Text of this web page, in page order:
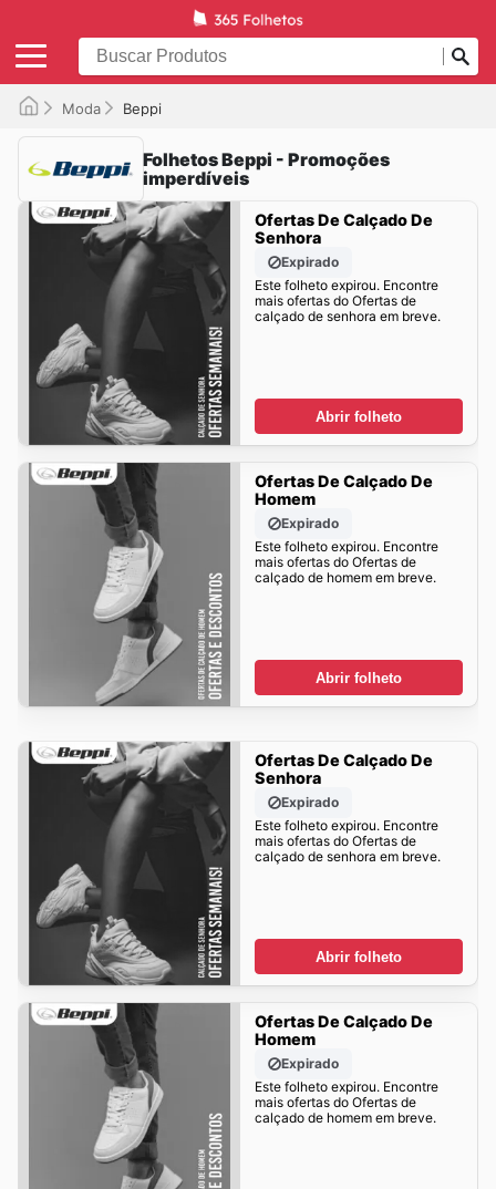
Moda Beppi
Folhetos Beppi - Promoções
imperdíveis
Ofertas De Calçado De
Senhora
Expirado
Este folheto expirou. Encontre
mais ofertas do Ofertas de
calçado de senhora em breve.
Abrir folheto
Ofertas De Calçado De
Homem
Expirado
Este folheto expirou. Encontre
mais ofertas do Ofertas de
calçado de homem em breve.
Abrir folheto
Ofertas De Calçado De
Senhora
Expirado
Este folheto expirou. Encontre
mais ofertas do Ofertas de
calçado de senhora em breve.
Abrir folheto
Ofertas De Calçado De
Homem
Expirado
Este folheto expirou. Encontre
mais ofertas do Ofertas de
calçado de homem em breve.